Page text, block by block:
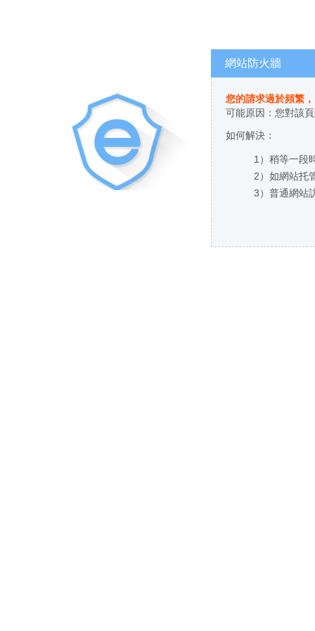
網站防火牆
您的請求過於頻繁
可能原因：您對該
如何解決：
1）稍等一段時
2）如網站托管
3）普通網站訪